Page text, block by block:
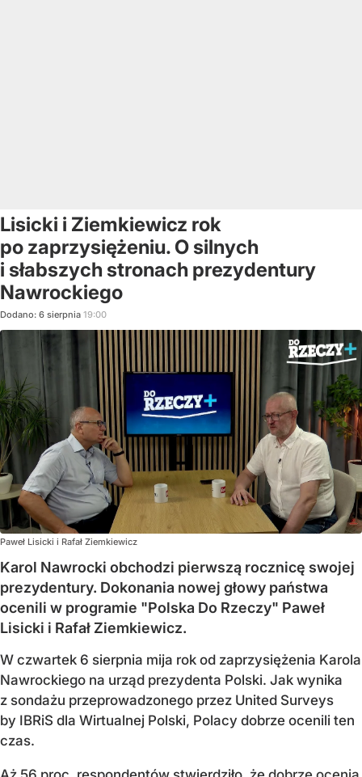
Lisicki i Ziemkiewicz rok
po zaprzysiężeniu. O silnych
i słabszych stronach prezydentury
Nawrockiego
Dodano: 6 sierpnia 19:00
Paweł Lisicki i Rafał Ziemkiewicz
Karol Nawrocki obchodzi pierwszą rocznicę swojej
prezydentury. Dokonania nowej głowy państwa
ocenili w programie "Polska Do Rzeczy" Paweł
Lisicki i Rafał Ziemkiewicz.
W czwartek 6 sierpnia mija rok od zaprzysiężenia Karola
Nawrockiego na urząd prezydenta Polski. Jak wynika
z sondażu przeprowadzonego przez United Surveys
by IBRiS dla Wirtualnej Polski, Polacy dobrze ocenili ten
czas.